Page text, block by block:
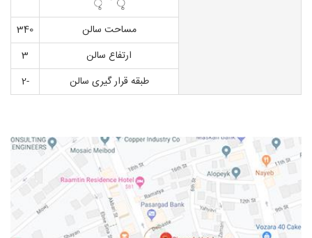
مساحت سالن
340
ارتفاع سالن
3
طبقه قرار گیری سالن
-2